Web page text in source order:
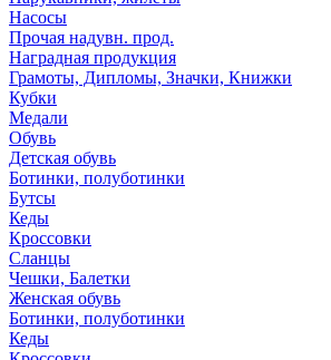
Насосы
Прочая надувн. прод.
Наградная продукция
Грамоты, Дипломы, Значки, Книжки
Кубки
Медали
Обувь
Детская обувь
Ботинки, полуботинки
Бутсы
Кеды
Кроссовки
Сланцы
Чешки, Балетки
Женская обувь
Ботинки, полуботинки
Кеды